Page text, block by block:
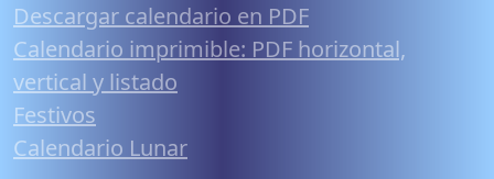
Descargar calendario en PDF
Calendario imprimible: PDF horizontal,
vertical y listado
Festivos
Calendario Lunar